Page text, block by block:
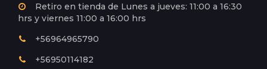
Retiro en tienda de Lunes a jueves: 11:00 a 16:30
hrs y viernes 11:00 a 16:00 hrs
+56964965790
+56950114182